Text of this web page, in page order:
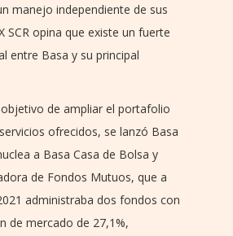
manejo independiente de sus
SCR opina que existe un fuerte
entre Basa y su principal
de ampliar el portafolio
ofrecidos, se lanzó Basa
a Basa Casa de Bolsa y
de Fondos Mutuos, que a
administraba dos fondos con
de mercado de 27,1%,